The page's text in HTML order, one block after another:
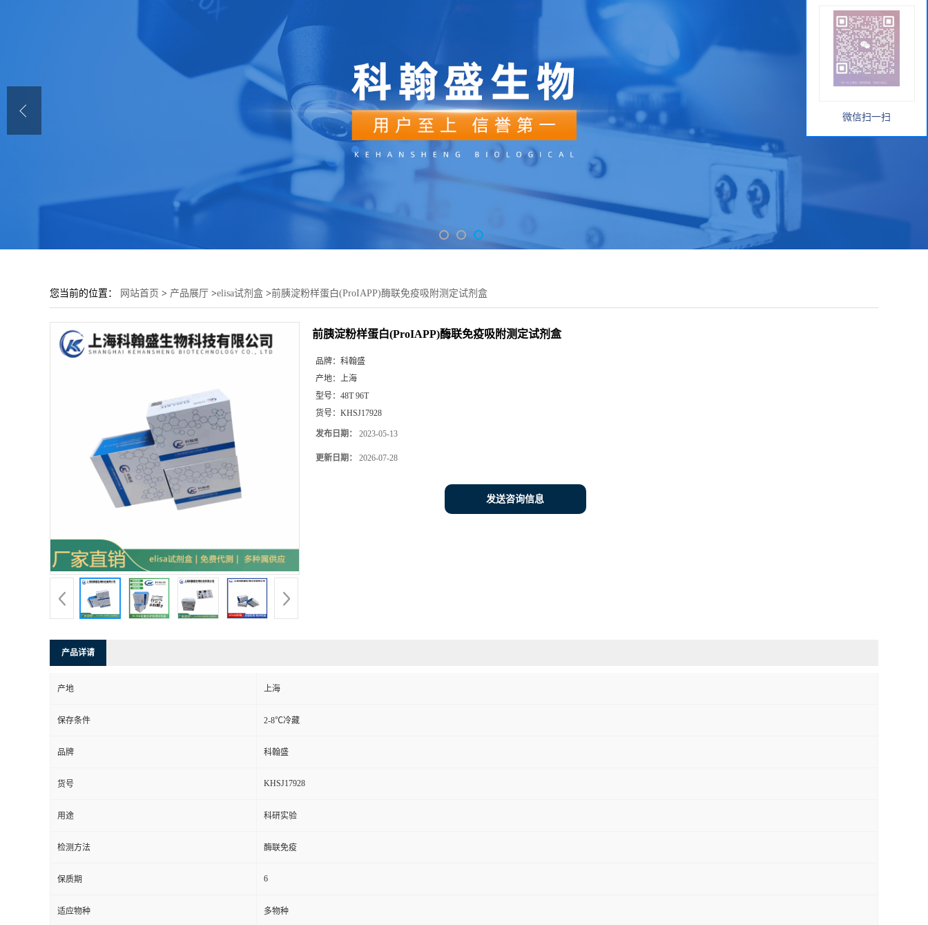
您当前的位置： 网站首页 > 产品展厅 >elisa试剂盒 >前胰淀粉样蛋白(ProIAPP)酶联免疫吸附测定试剂盒
前胰淀粉样蛋白(ProIAPP)酶联免疫吸附测定试剂盒
品牌： 科翰盛
产地： 上海
型号： 48T 96T
货号： KHSJ17928
发布日期： 2023-05-13
更新日期： 2026-07-28
发送咨询信息
产品详请
产地 上海
保存条件 2-8℃冷藏
品牌 科翰盛
货号 KHSJ17928
用途 科研实验
检测方法 酶联免疫
保质期 6
适应物种 多物种
微信扫一扫